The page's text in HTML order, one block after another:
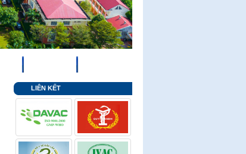
LIÊN KẾT